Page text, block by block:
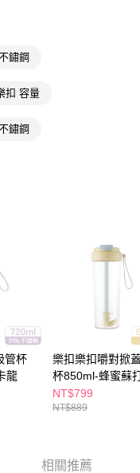
結帳。
連結，可透過四大超商／
易完成。
有效，需透過AFTEE先享
頁面顯示為準，若有關於
請聯繫「AFTEE先享後付
交易相關給付款項請求債
人之同意方可使用
失，本公司不負相關責
之用戶狀況，依本公司即
情形，本公司將視審查結果
若發現惡意使用之情形，
度並採取法律行動。
鏽鋼
扣 容量
鏽鋼
管杯
龍
樂扣樂扣嚼對掀
杯850ml-蜂蜜蘇
NT$799
NT$889
相關推薦